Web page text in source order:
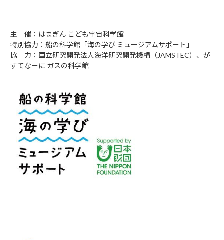
主 催：はまぎん こども宇宙科学館
特別協力：船の科学館「海の学び ミュージアムサポート」
協 力：国立研究開発法人海洋研究開発機構（JAMSTEC）、が
すてなーに ガスの科学館